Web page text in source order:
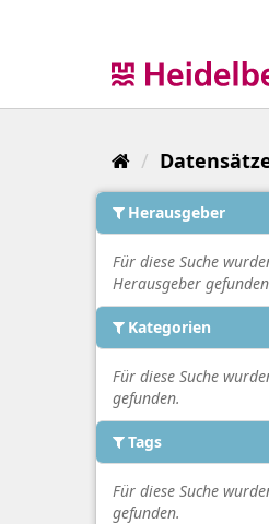
Herausgeber
Für diese Suche
Herausgeber
Kategorien
Für diese Suche
gefunden.
Tags
Für diese Suche
gefunden.